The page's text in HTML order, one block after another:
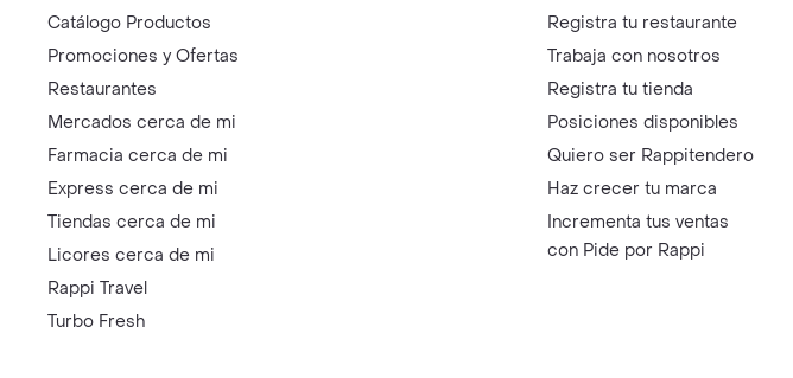
Catálogo Productos
Promociones y Ofertas
Restaurantes
Mercados cerca de mi
Farmacia cerca de mi
Express cerca de mi
Tiendas cerca de mi
Licores cerca de mi
Rappi Travel
Turbo Fresh
Registra tu restaurante
Trabaja con nosotros
Registra tu tienda
Posiciones disponibles
Quiero ser Rappitendero
Haz crecer tu marca
Incrementa tus ventas
con Pide por Rappi